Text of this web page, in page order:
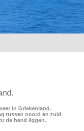
in Griekenland.
tussen noord en zuid
de hand liggen.